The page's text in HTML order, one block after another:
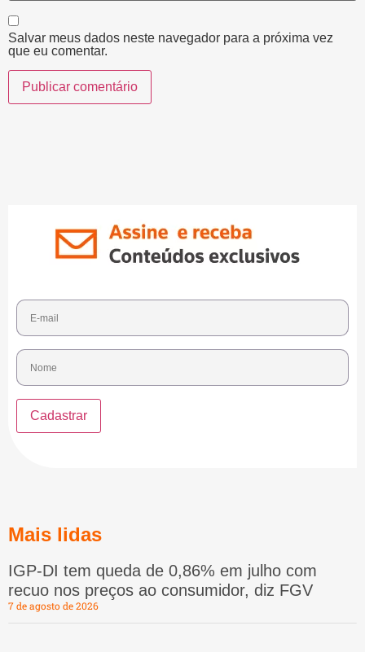
Salvar meus dados neste navegador para a próxima vez
que eu comentar.
Mais lidas
IGP-DI tem queda de 0,86% em julho com
recuo nos preços ao consumidor, diz FGV
7 de agosto de 2026